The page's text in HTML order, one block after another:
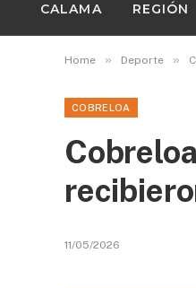
CALAMA REGIÓN
Home » Deporte »
COBRELOA
11/05/2026